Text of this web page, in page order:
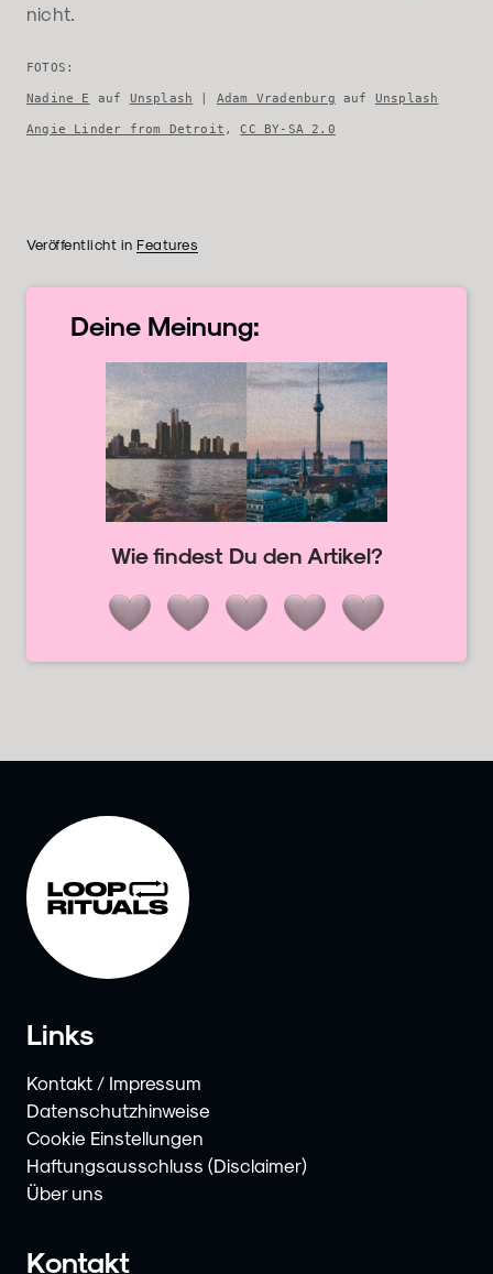
nicht.
FOTOS:
Nadine E auf Unsplash Adam Vradenburg auf Unsplash
Angie Linder from Detroit , CC BY-SA 2.0
Veröffentlicht in Features
Deine Meinung:
Wie findest Du den Artikel?
Links
Kontakt / Impressum
Datenschutzhinweise
Cookie Einstellungen
Haftungsausschluss (Disclaimer)
Über uns
Kontakt